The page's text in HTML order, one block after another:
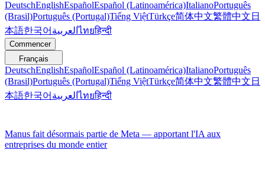
DeutschEnglishEspañolEspañol (Latinoamérica)ItalianoPortuguês
(Brasil)Português (Portugal)Tiếng ViệtTürkçe简体中文繁體中文 日
本語한국어 العربيةไทยहिन्दी
Commencer
Français
DeutschEnglishEspañolEspañol (Latinoamérica)ItalianoPortuguês
(Brasil)Português (Portugal)Tiếng ViệtTürkçe简体中文繁體中文 日
本語한국어 العربيةไทยहिन्दी
Manus fait désormais partie de Meta — apportant l'IA aux
entreprises du monde entier